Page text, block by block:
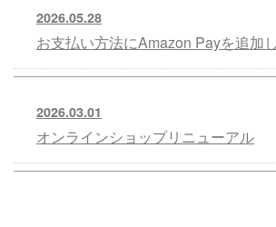
2026.05.28
お支払い方法にAmazon Payを追加
2026.03.01
オンラインショップリニューアル